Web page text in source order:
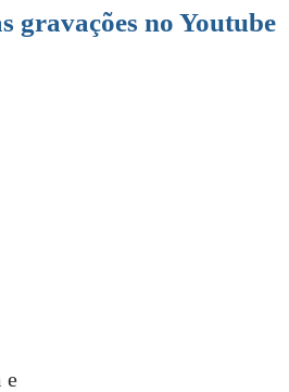
gravações no Youtube
e